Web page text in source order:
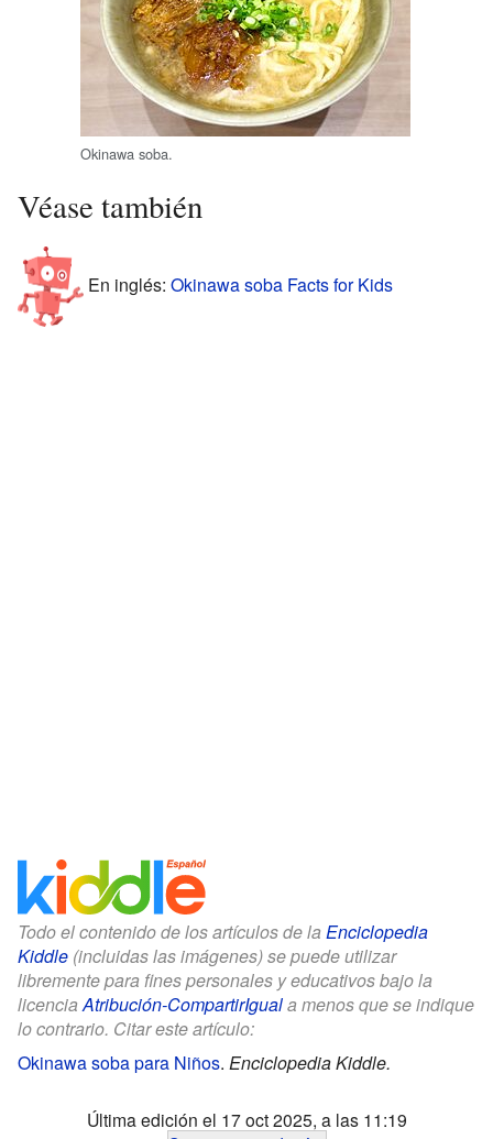
Okinawa soba.
Véase también
En inglés: Okinawa soba Facts for Kids
Todo el contenido de los artículos de la Enciclopedia
Kiddle (incluidas las imágenes) se puede utilizar
libremente para fines personales y educativos bajo la
licencia Atribución-CompartirIguala menos que se indique
lo contrario. Citar este artículo:
Okinawa soba para Niños. Enciclopedia Kiddle.
Última edición el 17 oct 2025, a las 11:19